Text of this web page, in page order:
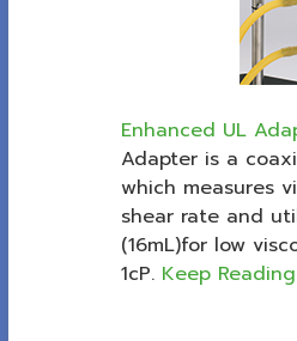
Enhanced UL
Adapter is a
which measures
shear rate and
(16mL)for low
1cP. Keep Reading